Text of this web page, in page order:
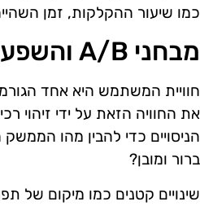
כמו שיעור ההקלקות, זמן
מבחני A/B והשפעתם על חוויית המשתמש
את החוויה הזאת על ידי זיהוי
הניסויים כדי להבין מהו
ברור ומובן?
שינויים קטנים כמו מיקום של